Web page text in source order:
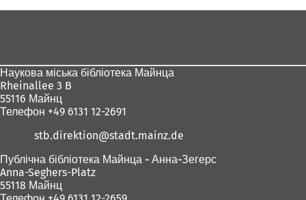
Наукова міська бібліотека Майнца
Rheinallee 3 B
55116 Майнц
Телефон +49 6131 12-2691
stb.direktion
stadt.mainz de
Публічна бібліотека Майнца - Анна-Зегерс
Anna-Seghers-Platz
55118 Майнц